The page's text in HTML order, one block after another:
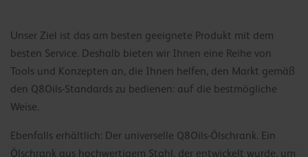
Unser Ziel ist das am besten geeignete Produkt mit dem
besten Service. Deshalb bieten wir Ihnen eine Reihe von
Tools und Konzepten an, die Ihnen helfen, den Markt gemäß
den Q8Oils-Standards zu bedienen: auf die bestmögliche
Weise.
Ebenfalls erhältlich: Der universelle Q8Oils-Ölschrank. Ein
Ölschrank aus hochwertigem Stahl, der entwickelt wurde, um